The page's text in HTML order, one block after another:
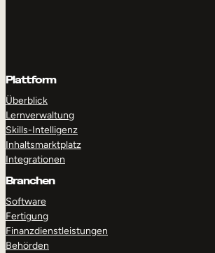
Plattform
Überblick
Lernverwaltung
Skills-Intelligenz
Inhaltsmarktplatz
Integrationen
Branchen
Software
Fertigung
Finanzdienstleistungen
Behörden